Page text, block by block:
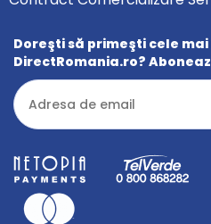
Doreşti să primeşti cele
DirectRomania.ro?